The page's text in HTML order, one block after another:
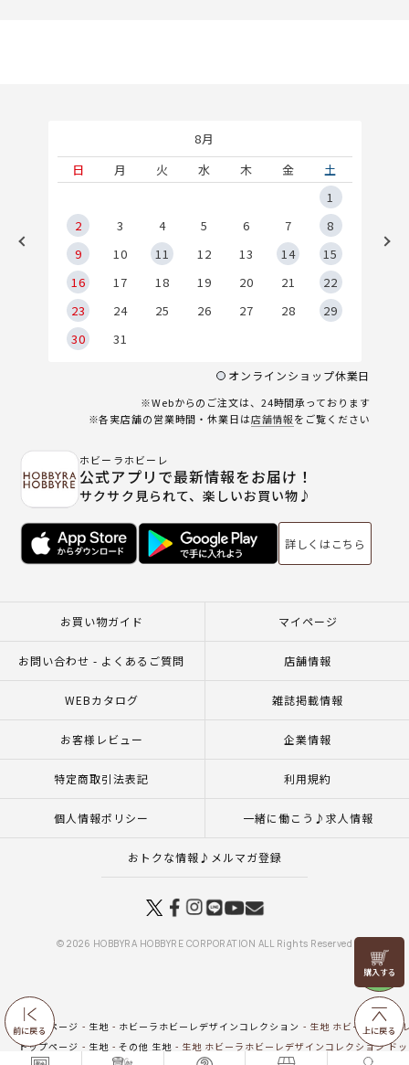
前に戻る
リリヤン
フェア
上に戻る
8月
日
月 火 水 木 金
土
1
2
3 4 5 6 7
8
9
10 11 12 13 14
15
16
17 18 19 20 21
22
23
24 25 26 27 28
29
30
31
オンラインショップ休業日
※Webからのご注文は、24時間承っております
※各実店舗の営業時間・休業日は店舗情報をご覧ください
ホビーラホビーレ
公式アプリで最新情報をお届け！
サクサク見られて、楽しいお買い物♪
詳しくはこちら
お買い物ガイド マイページ
お問い合わせ - よくあるご質問 店舗情報
WEBカタログ 雑誌掲載情報
お客様レビュー 企業情報
特定商取引法表記 利用規約
個人情報ポリシー 一緒に働こう♪求人情報
おトクな情報♪メルマガ登録
© 2026 HOBBYRA HOBBYRE CORPORATION ALL Rights Reserved
トップページ 生地 ホビーラホビーレデザインコレクション
生地 ホビーラホビー
トップページ
生地 その他 生地
生地 ホビーラホビーレデザインコレクション ド